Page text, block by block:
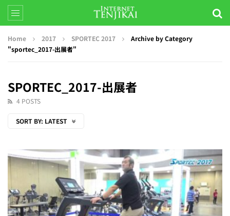
Home 2017 SPORTEC 2017
Archive by Category
"sportec_2017-出展者"
SPORTEC_2017-出展者
4 POSTS
SORT BY: LATEST